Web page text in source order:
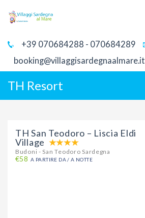
+39 070684288 - 070684289
booking@villaggisardegnaalmare.it
TH Resort
TH San Teodoro – Liscia Eldi
Village
Budoni - San Teodoro Sardegna
€58 A PARTIRE DA / A NOTTE